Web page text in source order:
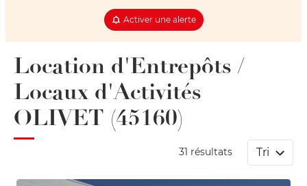
Activer une alerte
Location d'Entrepôts /
Locaux d'Activités
OLIVET (45160)
31 résultats Tri